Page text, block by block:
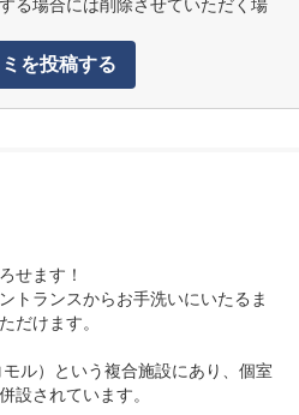
る場合には削除させていただく場
を投稿する
せます！
トランスからお手洗いにいたるま
だけます。
ル）という複合施設にあり、個室
設されています。